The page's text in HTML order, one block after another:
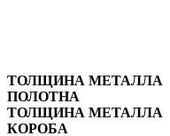
ТОЛЩИНА МЕТАЛЛА
ПОЛОТНА
ТОЛЩИНА МЕТАЛЛА
КОРОБА